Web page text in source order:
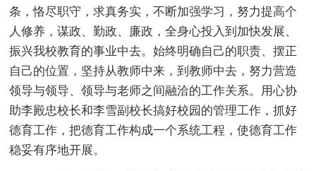
条，恪尽职守，求真务实，不断加强学习，努力提高个
人修养，谋政、勤政、廉政，全身心投入到加快发展、
振兴我校教育的事业中去。始终明确自己的职责、摆正
自己的位置，坚持从教师中来，到教师中去，努力营造
领导与领导、领导与老师之间融洽的工作关系。用心协
助李殿忠校长和李雪副校长搞好校园的管理工作，抓好
德育工作，把德育工作构成一个系统工程，使德育工作
稳妥有序地开展。